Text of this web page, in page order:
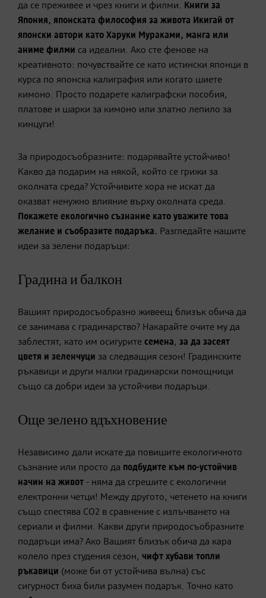
да се преживее и чрез книги и филми. Книги за
Япония, японската философия за живота Икигай от
японски автори като Харуки Мураками, манга или
аниме филми са идеални. Ако сте фенове на
креативното: почувствайте се като истински японци в
курса по японска калиграфия или когато шиете
кимоно. Просто подарете калиграфски пособия,
платове и шарки за кимоно или златно лепило за
кинцуги!
За природосъобразните: подарявайте устойчиво!
Какво да подарим на някой, който се грижи за
околната среда? Устойчивите хора не искат да
оказват ненужно влияние върху околната среда.
Покажете екологично съзнание като уважите това
желание и съобразите подаръка. Разгледайте нашите
идеи за зелени подаръци:
Градина и балкон
Вашият природосъобразно живеещ близък обича да
се занимава с градинарство? Накарайте очите му да
заблестят, като им осигурите семена, за да засеят
цветя и зеленчуци за следващия сезон! Градинските
ръкавици и други малки градинарски помощници
също са добри идеи за устойчиви подаръци.
Още зелено вдъхновение
Независимо дали искате да повишите екологичното
съзнание или просто да подбудите към по-устойчив
начин на живот - няма да сгрешите с екологични
електронни четци! Между другото, четенето на книги
също спестява CO2 в сравнение с излъчването на
сериали и филми. Какви други природосъобразните
подаръци има? Ако Вашият близък обича да кара
колело през студения сезон, чифт хубави топли
ръкавици (може би от устойчива вълна) със
сигурност биха били разумен подарък. Точно като